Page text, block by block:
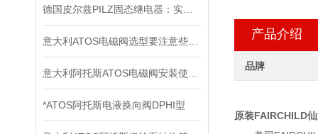
*ATOS阿托斯电液换向阀DPHI型
产品介绍
品牌
原装FAIRCHILD